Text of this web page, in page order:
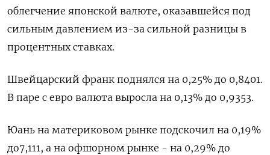
облегчение японской валюте, оказавшейся под
сильным давлением из-за сильной разницы в
процентных ставках.
Швейцарский франк поднялся на 0,25% до 0,8401​.
В паре с евро валюта выросла на 0,13%​ до 0,9353.
Юань на материковом рынке подскочил на 0,19%
до​ 7,111​, а на офшорном рынке - на 0,29% до